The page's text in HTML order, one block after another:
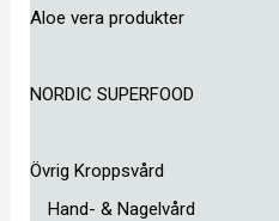
Aloe vera produkter
NORDIC SUPERFOOD
Övrig Kroppsvård
Hand- & Nagelvård